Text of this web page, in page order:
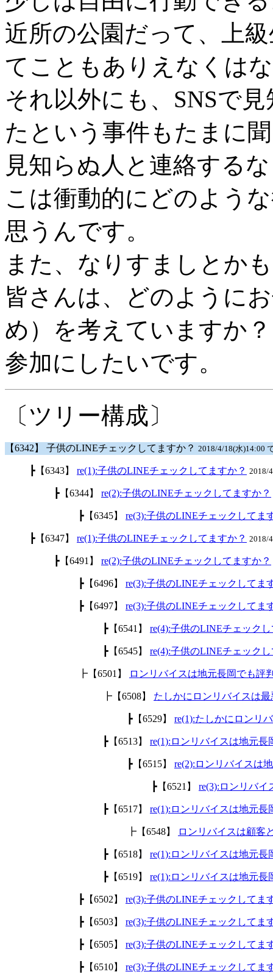
近所の公園だって、上
てこともありえなくは
それ以外にも、SNSで
たという事件もたまに
見知らぬ人と連絡する
こは衝動的にどのよう
思うんです。
また、なりすましとか
皆さんは、どのように
め）を考えていますか？
参加にしたいです。
〔ツリー構成〕
【6342】 子供のLINEチェックしてますか？ 2018/4/18(水)14:00
┣【6343】 re(1):子供のLINEチェックしてますか？ 2018/
┣【6344】 re(2):子供のLINEチェックしてますか？
┣【6345】 re(3):子供のLINEチェックしてま
┣【6347】 re(1):子供のLINEチェックしてますか？ 2018/
┣【6491】 re(2):子供のLINEチェックしてますか？
┣【6496】 re(3):子供のLINEチェックしてま
┣【6497】 re(3):子供のLINEチェックしてま
┣【6541】 re(4):子供のLINEチェック
┣【6545】 re(4):子供のLINEチェック
┣【6501】 ロンリバイスは地元長岡でも評
┣【6508】 たしかにロンリバイスは
┣【6529】 re(1):たしかにロンリ
┣【6513】 re(1):ロンリバイスは地元
┣【6515】 re(2):ロンリバイスは
┣【6521】 re(3):ロンリバ
┣【6517】 re(1):ロンリバイスは地元
┣【6548】 ロンリバイスは顧客
┣【6518】 re(1):ロンリバイスは地元
┣【6519】 re(1):ロンリバイスは地元
┣【6502】 re(3):子供のLINEチェックしてま
┣【6503】 re(3):子供のLINEチェックしてま
┣【6505】 re(3):子供のLINEチェックしてま
┣【6510】 re(3):子供のLINEチェックしてま